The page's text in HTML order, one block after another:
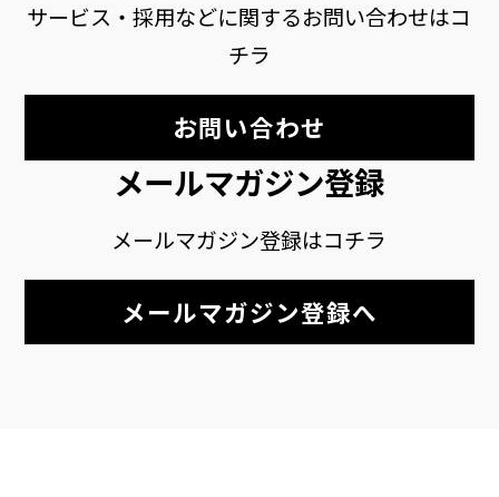
サービス・採用などに関するお問い合わせはコ
チラ
お問い合わせ
メールマガジン登録
メールマガジン登録はコチラ
メールマガジン登録へ